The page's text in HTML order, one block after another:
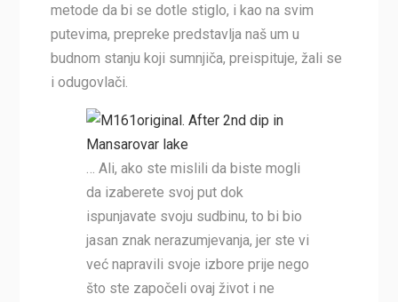
metode da bi se dotle stiglo, i kao na svim
putevima, prepreke predstavlja naš um u
budnom stanju koji sumnjiča, preispituje, žali se
i odugovlači.
… Ali, ako ste mislili da biste mogli
da izaberete svoj put dok
ispunjavate svoju sudbinu, to bi bio
jasan znak nerazumjevanja, jer ste vi
već napravili svoje izbore prije nego
što ste započeli ovaj život i ne